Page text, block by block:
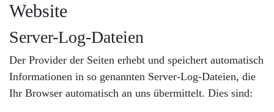
Website
Server-Log-Dateien
Der Provider der Seiten erhebt und speichert automatisch
Informationen in so genannten Server-Log-Dateien, die
Ihr Browser automatisch an uns übermittelt. Dies sind: